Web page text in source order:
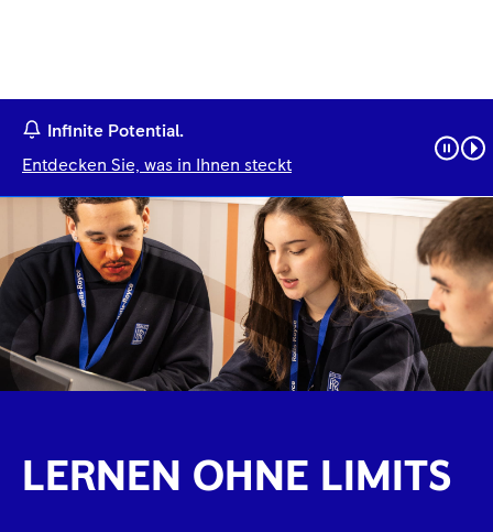
Infinite Potential.
Entdecken Sie, was in Ihnen steckt
LERNEN OHNE LIMITS